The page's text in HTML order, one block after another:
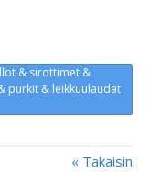
& sirottimet &
purkit & leikkuulaudat
« Takaisin